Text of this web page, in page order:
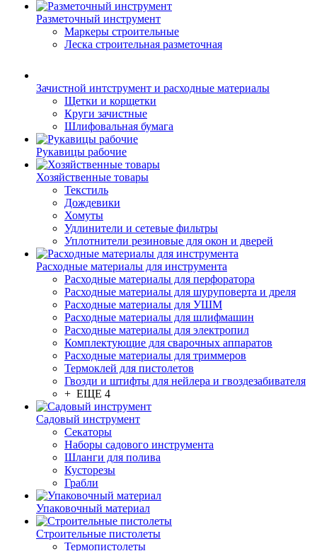
Разметочный инструмент
Маркеры строительные
Леска строительная разметочная
Зачистной интструмент и расходные материалы
Щетки и корщетки
Круги зачистные
Шлифовальная бумага
Рукавицы рабочие
Хозяйственные товары
Текстиль
Дождевики
Хомуты
Удлинители и сетевые фильтры
Уплотнители резиновые для окон и дверей
Расходные материалы для инструмента
Расходные материалы для перфоратора
Расходные материалы для шуруповерта и дреля
Расходные материалы для УШМ
Расходные материалы для шлифмашин
Расходные материалы для электропил
Комплектующие для сварочных аппаратов
Расходные материалы для триммеров
Термоклей для пистолетов
Гвозди и штифты для нейлера и гвоздезабивателя
+ ЕЩЕ 4
Садовый инструмент
Секаторы
Наборы садового инструмента
Шланги для полива
Кусторезы
Грабли
Упаковочный материал
Строительные пистолеты
Термопистолеты